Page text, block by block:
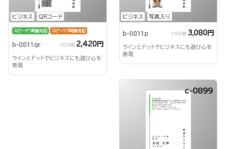
ビジネス QRコード
スピード1時間対応 スピード3時間対応
b-0811qr 100枚 2,420円
ラインとドットでビジネスにも遊び心を
表現
ビジネス 写真入り
b-0811p 100枚 3,080円
ラインとドットでビジネスにも遊び心を
表現
c-0899